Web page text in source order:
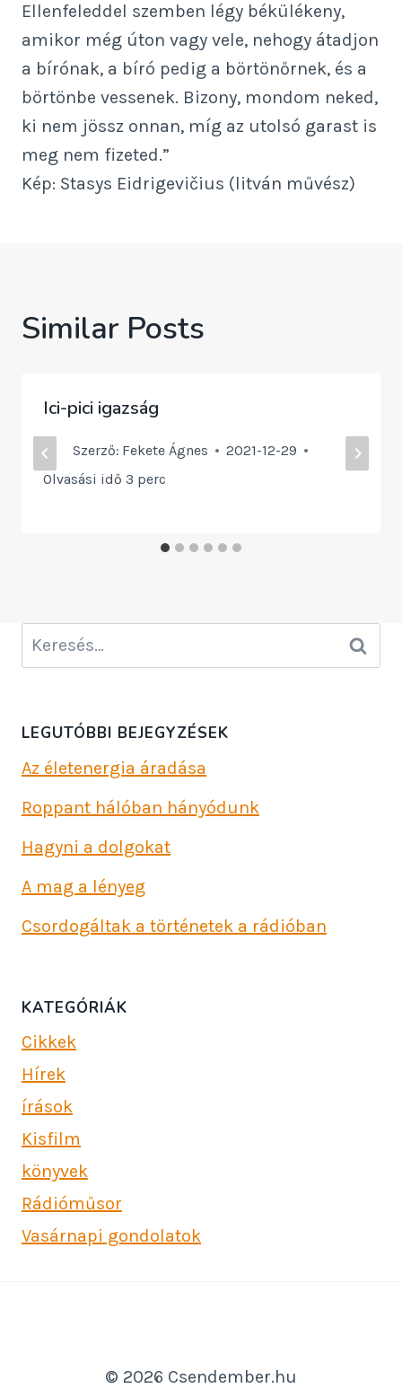
Ellenfeleddel szemben légy békülékeny,
amikor még úton vagy vele, nehogy átadjon
a bírónak, a bíró pedig a börtönőrnek, és a
börtönbe vessenek. Bizony, mondom neked,
ki nem jössz onnan, míg az utolsó garast is
meg nem fizeted.”
Kép: Stasys Eidrigevičius (litván művész)
Similar Posts
Ici-pici igazság
Szerző: Fekete Ágnes
2021-12-29
Olvasási idő 3 perc
Keresés:
LEGUTÓBBI BEJEGYZÉSEK
Az életenergia áradása
Roppant hálóban hányódunk
Hagyni a dolgokat
A mag a lényeg
Csordogáltak a történetek a rádióban
KATEGÓRIÁK
Cikkek
Hírek
írások
Kisfilm
könyvek
Rádióműsor
Vasárnapi gondolatok
© 2026 Csendember.hu